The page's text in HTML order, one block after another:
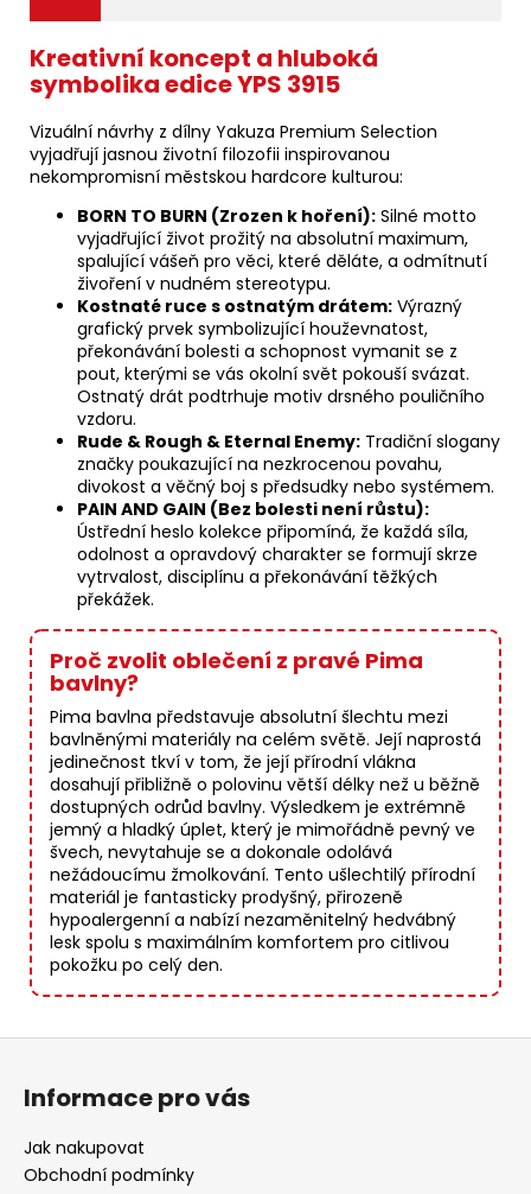
Kreativní koncept a hluboká
symbolika edice YPS 3915
Vizuální návrhy z dílny Yakuza Premium Selection
vyjadřují jasnou životní filozofii inspirovanou
nekompromisní městskou hardcore kulturou:
BORN TO BURN (Zrozen k hoření): Silné motto
vyjadřující život prožitý na absolutní maximum,
spalující vášeň pro věci, které děláte, a odmítnutí
živoření v nudném stereotypu.
Kostnaté ruce s ostnatým drátem: Výrazný
grafický prvek symbolizující houževnatost,
překonávání bolesti a schopnost vymanit se z
pout, kterými se vás okolní svět pokouší svázat.
Ostnatý drát podtrhuje motiv drsného pouličního
vzdoru.
Rude & Rough & Eternal Enemy: Tradiční slogany
značky poukazující na nezkrocenou povahu,
divokost a věčný boj s předsudky nebo systémem.
PAIN AND GAIN (Bez bolesti není růstu):
Ústřední heslo kolekce připomíná, že každá síla,
odolnost a opravdový charakter se formují skrze
vytrvalost, disciplínu a překonávání těžkých
překážek.
Proč zvolit oblečení z pravé Pima
bavlny?
Pima bavlna představuje absolutní šlechtu mezi
bavlněnými materiály na celém světě. Její naprostá
jedinečnost tkví v tom, že její přírodní vlákna
dosahují přibližně o polovinu větší délky než u běžně
dostupných odrůd bavlny. Výsledkem je extrémně
jemný a hladký úplet, který je mimořádně pevný ve
švech, nevytahuje se a dokonale odolává
nežádoucímu žmolkování. Tento ušlechtilý přírodní
materiál je fantasticky prodyšný, přirozeně
hypoalergenní a nabízí nezaměnitelný hedvábný
lesk spolu s maximálním komfortem pro citlivou
pokožku po celý den.
Informace pro vás
Jak nakupovat
Obchodní podmínky